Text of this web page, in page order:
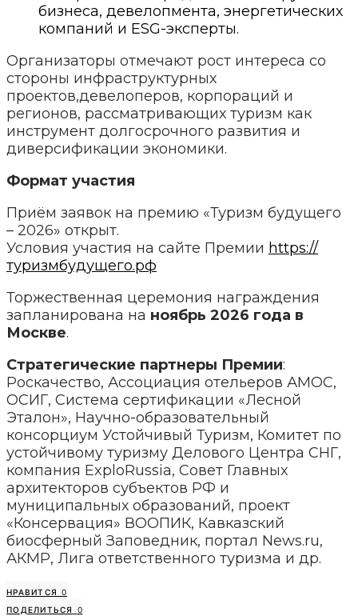
бизнеса, девелопмента, энергетических
компаний и ESG-эксперты.
Организаторы отмечают рост интереса со
стороны инфраструктурных
проектов,девелоперов, корпораций и
регионов, рассматривающих туризм как
инструмент долгосрочного развития и
диверсификации экономики.
Формат участия
Приём заявок на премию «Туризм будущего
– 2026» открыт.
Условия участия на сайте Премии https://
туризмбудущего.рф
Торжественная церемония награждения
запланирована на ноябрь 2026 года в
Москве.
Стратегические партнеры Премии:
Роскачество, Ассоциация отельеров АМОС,
ОСИГ, Система сертификации «Лесной
Эталон», Научно-образовательный
консорциум Устойчивый Туризм, Комитет по
устойчивому туризму Делового Центра СНГ,
компания ExploRussia, Совет Главных
архитекторов субъектов РФ и
муниципальных образований, проект
«Консервация» ВООПИК, Кавказский
биосферный Заповедник, портал News.ru,
АКМР, Лига ответственного туризма и др.
НРАВИТСЯ 0
ПОДЕЛИТЬСЯ
0